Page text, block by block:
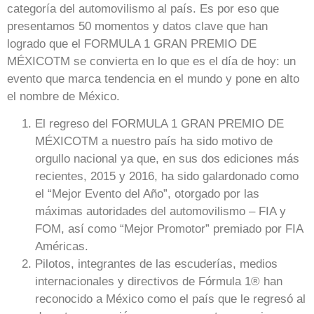
categoría del automovilismo al país. Es por eso que
presentamos 50 momentos y datos clave que han
logrado que el FORMULA 1 GRAN PREMIO DE
MÉXICOTM se convierta en lo que es el día de hoy: un
evento que marca tendencia en el mundo y pone en alto
el nombre de México.
El regreso del FORMULA 1 GRAN PREMIO DE
MÉXICOTM a nuestro país ha sido motivo de
orgullo nacional ya que, en sus dos ediciones más
recientes, 2015 y 2016, ha sido galardonado como
el “Mejor Evento del Año”, otorgado por las
máximas autoridades del automovilismo – FIA y
FOM, así como “Mejor Promotor” premiado por FIA
Américas.
Pilotos, integrantes de las escuderías, medios
internacionales y directivos de Fórmula 1® han
reconocido a México como el país que le regresó al